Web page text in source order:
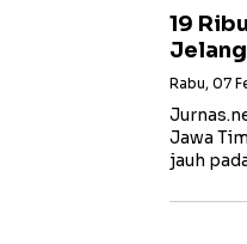
19
Rabu, 07
Jawa
jauh